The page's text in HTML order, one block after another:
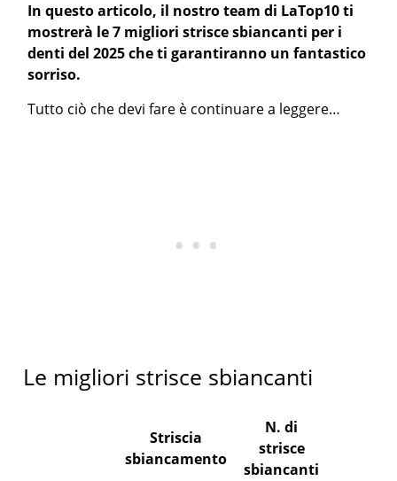
In questo articolo, il nostro team di LaTop10 ti
mostrerà le 7 migliori strisce sbiancanti per i
denti del 2025 che ti garantiranno un fantastico
sorriso.
Tutto ciò che devi fare è continuare a leggere…
Le migliori strisce sbiancanti
Striscia
sbiancamento
N. di
strisce
sbiancanti